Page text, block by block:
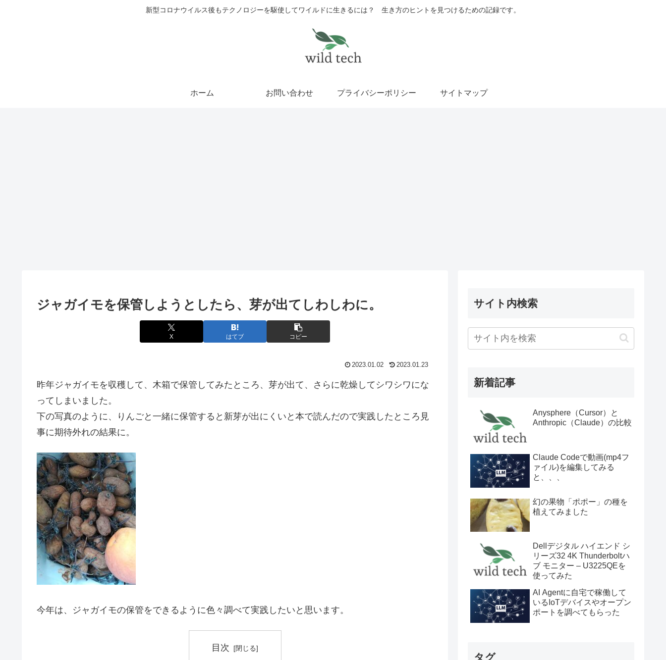
新型コロナウイルス後もテクノロジーを駆使してワイルドに生きるには？ 生き方のヒントを見つけるための記録です。
ホーム お問い合わせ プライバシーポリシー サイトマップ
ジャガイモを保管しようとしたら、芽が出てしわしわに。
X はてブ コピー
2023.01.02 2023.01.23
昨年ジャガイモを収穫して、木箱で保管してみたところ、芽が出て、さらに乾燥してシワシワにな
ってしまいました。
下の写真のように、りんごと一緒に保管すると新芽が出にくいと本で読んだので実践したところ見
事に期待外れの結果に。
今年は、ジャガイモの保管をできるように色々調べて実践したいと思います。
目次
サイト内検索
新着記事
Anysphere（Cursor）と
Anthropic（Claude）の比較
Claude Codeで動画(mp4フ
ァイル)を編集してみる
と、、、
幻の果物「ポポー」の種を
植えてみました
Dellデジタル ハイエンド シ
リーズ32 4K Thunderboltハ
ブ モニター – U3225QEを
使ってみた
AI Agentに自宅で稼働して
いるIoTデバイスやオープン
ポートを調べてもらった
タグ